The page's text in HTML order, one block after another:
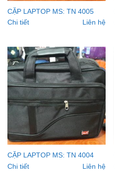
CẶP LAPTOP MS: TN 4005
Chi tiết
Liên hệ
CẶP LAPTOP MS: TN 4004
Chi tiết
Liên hệ